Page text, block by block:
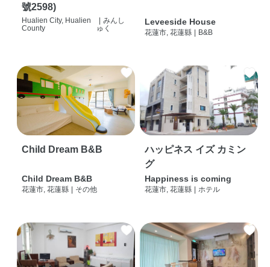
號2598)
Hualien City, Hualien
County
みんし
ゅく
Leveeside House
花蓮市, 花蓮縣 B&B
Child Dream B&B
Child Dream B&B
花蓮市, 花蓮縣 その他
ハッピネス イズ カミン
グ
Happiness is coming
花蓮市, 花蓮縣 ホテル